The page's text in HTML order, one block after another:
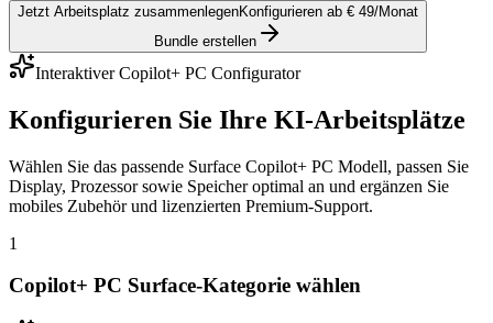
Jetzt Arbeitsplatz zusammenlegenKonfigurieren ab € 49/Monat
Bundle erstellen
Interaktiver Copilot+ PC Configurator
Konfigurieren Sie Ihre KI-Arbeitsplätze
Wählen Sie das passende Surface Copilot+ PC Modell, passen Sie
Display, Prozessor sowie Speicher optimal an und ergänzen Sie
mobiles Zubehör und lizenzierten Premium-Support.
1
Copilot+ PC Surface-Kategorie wählen